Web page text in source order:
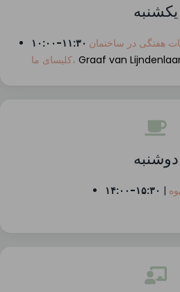
یکشنبه
هفتگی در ساختمان
کلیسای ما،
دوشنبه
۱۴:۰۰-۱۵:۳۰ |